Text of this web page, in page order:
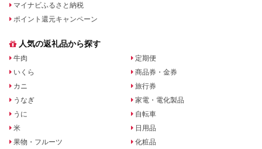
マイナビふるさと納税
ポイント還元キャンペーン
人気の返礼品から探す
牛肉
いくら
カニ
うなぎ
うに
米
果物・フルーツ
定期便
商品券・金券
旅行券
家電・電化製品
自転車
日用品
化粧品